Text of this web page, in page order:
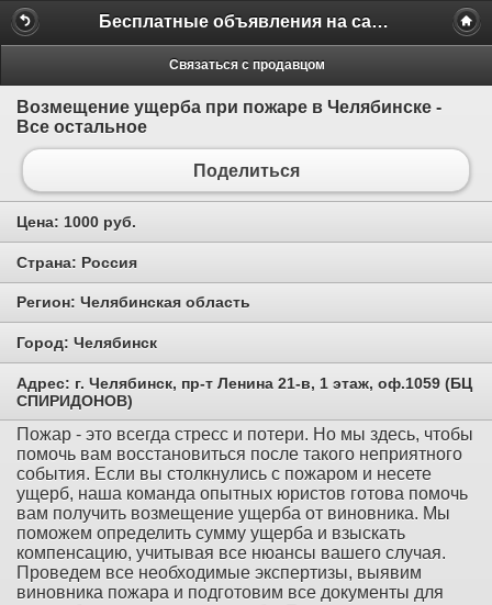
Бесплатные объявления на сайте MILAMO.ru
Связаться с продавцом
Возмещение ущерба при пожаре в Челябинске -
Все остальное
Поделиться
Цена: 1000 руб.
Страна: Россия
Регион: Челябинская область
Город: Челябинск
Адрес: г. Челябинск, пр-т Ленина 21-в, 1 этаж, оф.1059 (БЦ
СПИРИДОНОВ)
Пожар - это всегда стресс и потери. Но мы здесь, чтобы
помочь вам восстановиться после такого неприятного
события. Если вы столкнулись с пожаром и несете
ущерб, наша команда опытных юристов готова помочь
вам получить возмещение ущерба от виновника. Мы
поможем определить сумму ущерба и взыскать
компенсацию, учитывая все нюансы вашего случая.
Проведем все необходимые экспертизы, выявим
виновника пожара и подготовим все документы для